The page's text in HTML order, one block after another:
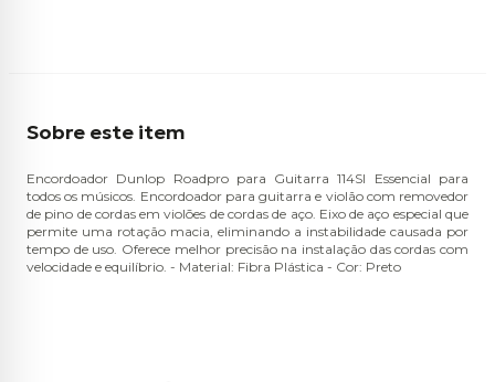
Sobre este item
Encordoador Dunlop Roadpro para Guitarra 114SI Essencial para
todos os músicos. Encordoador para guitarra e violão com removedor
de pino de cordas em violões de cordas de aço. Eixo de aço especial que
permite uma rotação macia, eliminando a instabilidade causada por
tempo de uso. Oferece melhor precisão na instalação das cordas com
velocidade e equilíbrio. - Material: Fibra Plástica - Cor: Preto